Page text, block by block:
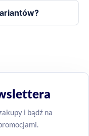
i bądź na